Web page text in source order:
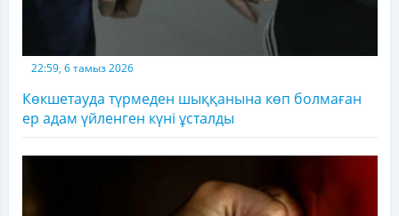
22:59, 6 тамыз 2026
Көкшетауда түрмеден шыққанына көп болмаған
ер адам үйленген күні ұсталды